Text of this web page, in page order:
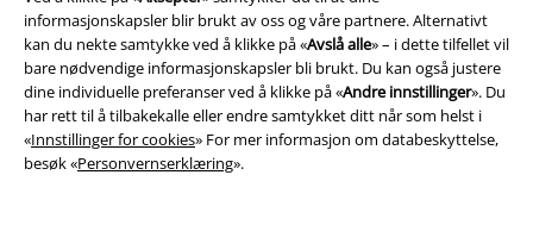
informasjonskapsler blir brukt av oss og våre partnere. Alternativt
kan du nekte samtykke ved å klikke på «Avslå alle» – i dette tilfellet vil
bare nødvendige informasjonskapsler bli brukt. Du kan også justere
dine individuelle preferanser ved å klikke på «Andre innstillinger». Du
har rett til å tilbakekalle eller endre samtykket ditt når som helst i
«Innstillinger for cookies» For mer informasjon om databeskyttelse,
besøk «Personvernserklæring».